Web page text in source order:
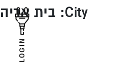
LOGIN
City: בית אריה